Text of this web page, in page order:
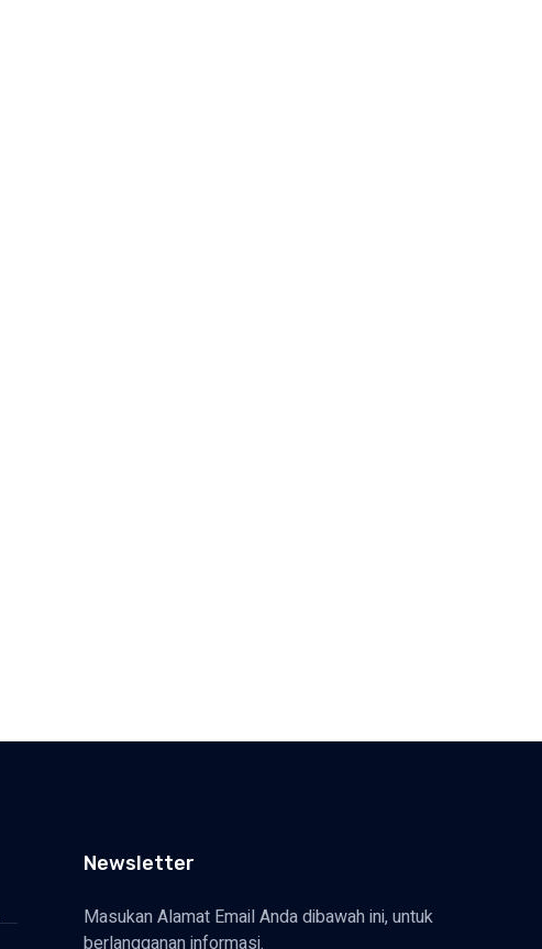
Newsletter
Masukan Alamat Email Anda dibawah ini, untuk
berlangganan informasi.